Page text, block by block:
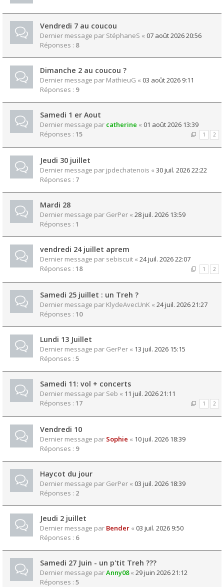
Vendredi 7 au coucou
Dernier message par StéphaneS « 07 août 2026 20:56
Réponses : 8
Dimanche 2 au coucou ?
Dernier message par MathieuG « 03 août 2026 9:11
Réponses : 9
Samedi 1 er Aout
Dernier message par catherine « 01 août 2026 13:39
Réponses : 15 1 2
Jeudi 30 juillet
Dernier message par jpdechatenois « 30 juil. 2026 22:22
Réponses : 7
Mardi 28
Dernier message par GerPer « 28 juil. 2026 13:59
Réponses : 1
vendredi 24 juillet aprem
Dernier message par sebiscuit « 24 juil. 2026 22:07
Réponses : 18 1 2
Samedi 25 juillet : un Treh ?
Dernier message par KlydeAvecUnK « 24 juil. 2026 21:27
Réponses : 10
Lundi 13 Juillet
Dernier message par GerPer « 13 juil. 2026 15:15
Réponses : 5
Samedi 11: vol + concerts
Dernier message par Seb « 11 juil. 2026 21:11
Réponses : 17 1 2
Vendredi 10
Dernier message par Sophie « 10 juil. 2026 18:39
Réponses : 9
Haycot du jour
Dernier message par GerPer « 03 juil. 2026 18:39
Réponses : 2
Jeudi 2 juillet
Dernier message par Bender « 03 juil. 2026 9:50
Réponses : 6
Samedi 27 Juin - un p'tit Treh ???
Dernier message parAnny08« 29 juin 2026 21:12
Réponses : 5